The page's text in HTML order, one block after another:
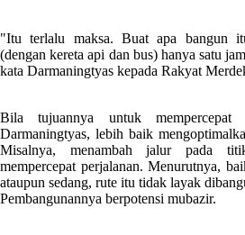
"Itu terlalu maksa. Buat apa bangun
(dengan kereta api dan bus) hanya satu
kata Darmaningtyas kepada Rakyat
Bila tujuannya untuk mempercepat
Darmaningtyas, lebih baik
Misalnya, menambah jalur pada
mempercepat perjalanan. Menurutnya,
ataupun sedang, rute itu tidak layak
Pembangunannya berpotensi mubazir.